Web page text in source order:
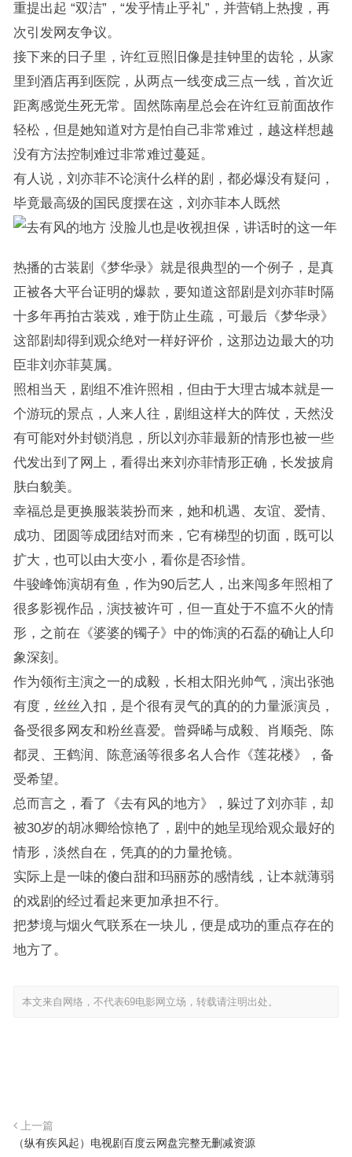
重提出起 “双洁”，“发乎情止乎礼”，并营销上热搜，再
次引发网友争议。
接下来的日子里，许红豆照旧像是挂钟里的齿轮，从家
里到酒店再到医院，从两点一线变成三点一线，首次近
距离感觉生死无常。固然陈南星总会在许红豆前面故作
轻松，但是她知道对方是怕自己非常难过，越这样想越
没有方法控制难过非常难过蔓延。
有人说，刘亦菲不论演什么样的剧，都必爆没有疑问，
毕竟最高级的国民度摆在这，刘亦菲本人既然
没脸儿也是收视担保，讲话时的这一年
热播的古装剧《梦华录》就是很典型的一个例子，是真
正被各大平台证明的爆款，要知道这部剧是刘亦菲时隔
十多年再拍古装戏，难于防止生疏，可最后《梦华录》
这部剧却得到观众绝对一样好评价，这那边边最大的功
臣非刘亦菲莫属。
照相当天，剧组不准许照相，但由于大理古城本就是一
个游玩的景点，人来人往，剧组这样大的阵仗，天然没
有可能对外封锁消息，所以刘亦菲最新的情形也被一些
代发出到了网上，看得出来刘亦菲情形正确，长发披肩
肤白貌美。
幸福总是更换服装装扮而来，她和机遇、友谊、爱情、
成功、团圆等成团结对而来，它有梯型的切面，既可以
扩大，也可以由大变小，看你是否珍惜。
牛骏峰饰演胡有鱼，作为90后艺人，出来闯多年照相了
很多影视作品，演技被许可，但一直处于不瘟不火的情
形，之前在《婆婆的镯子》中的饰演的石磊的确让人印
象深刻。
作为领衔主演之一的成毅，长相太阳光帅气，演出张弛
有度，丝丝入扣，是个很有灵气的真的的力量派演员，
备受很多网友和粉丝喜爱。曾舜晞与成毅、肖顺尧、陈
都灵、王鹤润、陈意涵等很多名人合作《莲花楼》，备
受希望。
总而言之，看了《去有风的地方》，躲过了刘亦菲，却
被30岁的胡冰卿给惊艳了，剧中的她呈现给观众最好的
情形，淡然自在，凭真的的力量抢镜。
实际上是一味的傻白甜和玛丽苏的感情线，让本就薄弱
的戏剧的经过看起来更加承担不行。
把梦境与烟火气联系在一块儿，便是成功的重点存在的
地方了。
本文来自网络，不代表69电影网立场，转载请注明出处。
上一篇
（纵有疾风起）电视剧百度云网盘完整无删减资源